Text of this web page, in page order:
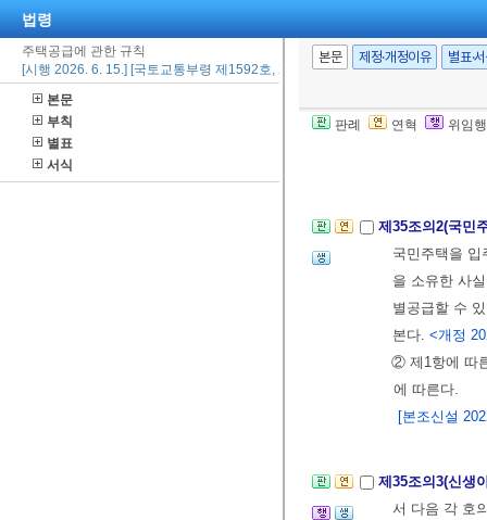
법령
주택공급에 관한 규칙
[시행 2026. 6. 15.] [국토교통부령 제1592호, 2026. 6. 15., 일부개정]
본문
부칙
별표
서식
본문 제정·개정이유 별표·
판례 연혁 위임
한 자
다.
[제목개정
제35조의2(국민
국민주택을 입
을 소유한 사
별공급할 수
본다. <개정
② 제1항에 따
에 따른다.
[본조신설
제35조의3(신생
서 다음 각 호